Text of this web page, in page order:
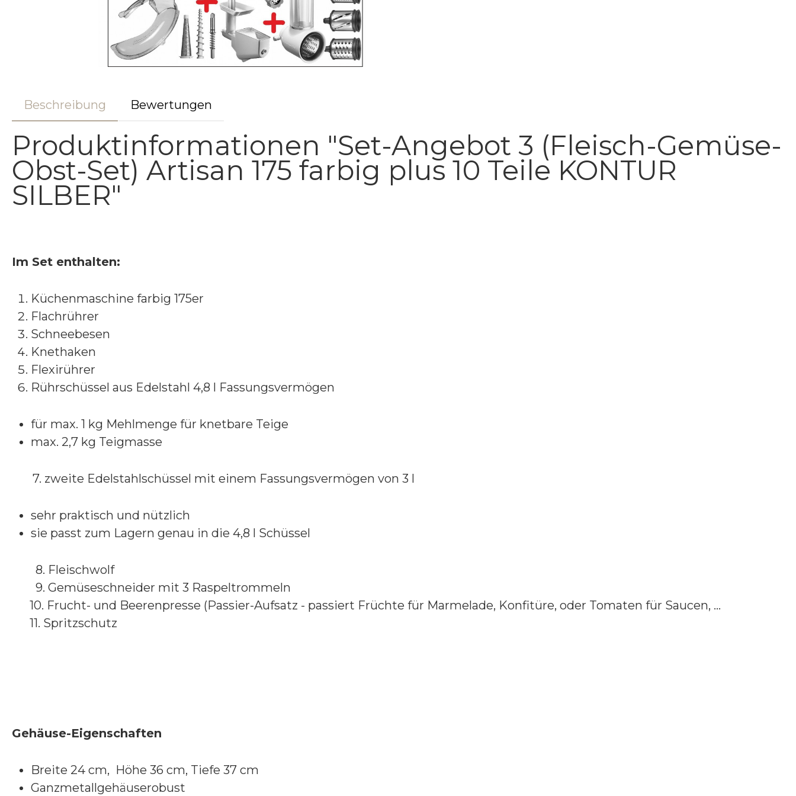
Beschreibung Bewertungen
Produktinformationen "Set-Angebot 3 (Fleisch-Gemüse-
Obst-Set) Artisan 175 farbig plus 10 Teile KONTUR
SILBER"
Im Set enthalten:
Küchenmaschine farbig 175er
Flachrührer
Schneebesen
Knethaken
Flexirührer
Rührschüssel aus Edelstahl 4,8 l Fassungsvermögen
für max. 1 kg Mehlmenge für knetbare Teige
max. 2,7 kg Teigmasse
7. zweite Edelstahlschüssel mit einem Fassungsvermögen von 3 l
sehr praktisch und nützlich
sie passt zum Lagern genau in die 4,8 l Schüssel
8. Fleischwolf
9. Gemüseschneider mit 3 Raspeltrommeln
10. Frucht- und Beerenpresse (Passier-Aufsatz - passiert Früchte für Marmelade, Konfitüre, oder Tomaten für Saucen, ...
11. Spritzschutz
Gehäuse-Eigenschaften
Breite 24 cm, Höhe 36 cm, Tiefe 37 cm
Ganzmetallgehäuserobust